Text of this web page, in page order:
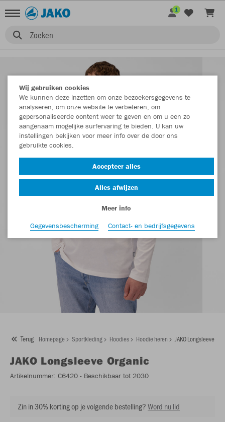
Zoeken
1
Terug Homepage Sportkleding Hoodies Hoodie heren JAKO Longsleeve
JAKO Longsleeve Organic
Artikelnummer: C6420 - Beschikbaar tot 2030
Zin in 30% korting op je volgende bestelling?Word nu lid
Wij gebruiken cookies
We kunnen deze inzetten om onze bezoekersgegevens te
analyseren, om onze website te verbeteren, om
gepersonaliseerde content weer te geven en om u een zo
aangenaam mogelijke surfervaring te bieden. U kan uw
instellingen bekijken voor meer info over de door ons
gebruikte cookies.
Accepteer alles
Alles afwijzen
Meer info
Gegevensbescherming
Contact- en bedrijfsgegevens